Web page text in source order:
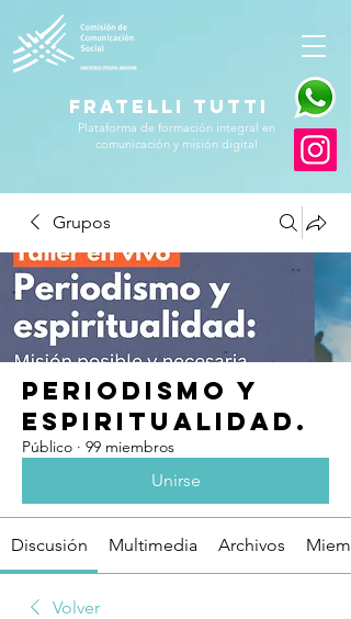
FRATELLI TUTTI
Plataforma de formación integral en
comunicación y misión digital
Grupos
Periodismo y
Espiritualidad.
Público · 99 miembros
Unirse
Discusión Multimedia Archivos
Volver